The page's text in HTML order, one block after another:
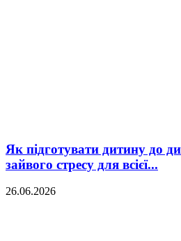
Як підготувати дитину до
зайвого стресу для всієї...
26.06.2026